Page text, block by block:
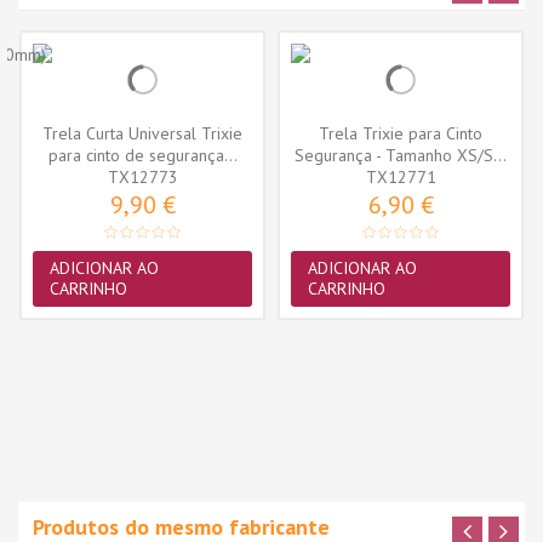
Trela Curta Universal Trixie
para cinto de segurança...
TX12773
9,90 €
ADICIONAR AO
CARRINHO
Trela Trixie para Cinto
Segurança - Tamanho XS/S...
TX12771
6,90 €
ADICIONAR AO
CARRINHO
Produtos do mesmo fabricante